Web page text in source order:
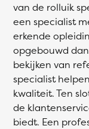
van de rolluik
een specialist
erkende
opgebouwd
bekijken van
specialist
kwaliteit. Ten
de
biedt. Een